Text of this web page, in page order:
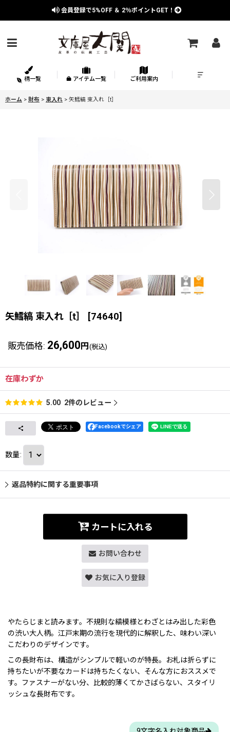
会員登録で5%OFF ＆ 2％ポイントGET！
柄一覧 アイテム一覧 ご利用案内
ホーム > 財布 > 束入れ > 矢鱈縞 束入れ［t］
矢鱈縞 束入れ［t］ [74640]
販売価格: 26,600 円 (税込)
在庫わずか
5.00 2件のレビュー
Facebookでシェア
数量:
返品特約に関する重要事項
カートに入れる
お問い合わせ
お気に入り登録
やたらじまと読みます。不規則な縞模様とわざとはみ出した彩色
の渋い大人柄。江戸末期の流行を現代的に解釈した、味わい深い
こだわりのデザインです。
この長財布は、構造がシンプルで軽いのが特長。お札は折らずに
持ちたいが不要なカードは持ちたくない、そんな方におススメで
す。ファスナーがない分、比較的薄くてかさばらない、スタイリ
ッシュな長財布です。